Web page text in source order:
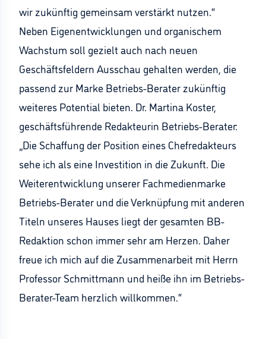
wir zukünftig gemeinsam verstärkt nutzen.“
Neben Eigenentwicklungen und organischem
Wachstum soll gezielt auch nach neuen
Geschäftsfeldern Ausschau gehalten werden, die
passend zur Marke Betriebs-Berater zukünftig
weiteres Potential bieten. Dr. Martina Koster,
geschäftsführende Redakteurin Betriebs-Berater:
„Die Schaffung der Position eines Chefredakteurs
sehe ich als eine Investition in die Zukunft. Die
Weiterentwicklung unserer Fachmedienmarke
Betriebs-Berater und die Verknüpfung mit anderen
Titeln unseres Hauses liegt der gesamten BB-
Redaktion schon immer sehr am Herzen. Daher
freue ich mich auf die Zusammenarbeit mit Herrn
Professor Schmittmann und heiße ihn im Betriebs-
Berater-Team herzlich willkommen.“